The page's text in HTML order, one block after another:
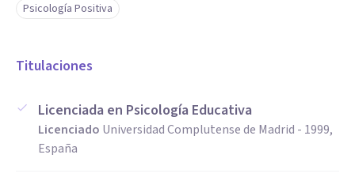
Slowlife, y la Psicología Positiva aportan una diferencia
Psicología Positiva
Titulaciones
Licenciada en Psicología Educativa
Licenciado Universidad Complutense de Madrid - 1999,
España